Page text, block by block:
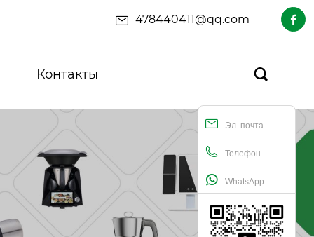
478440411@qq.com 
Контакты 
Эл. почта
Телефон
WhatsApp